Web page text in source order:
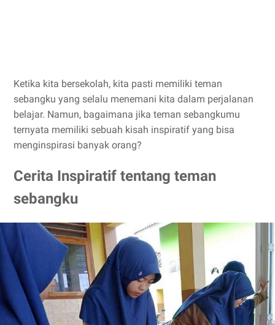
Ketika kita bersekolah, kita pasti memiliki teman
sebangku yang selalu menemani kita dalam perjalanan
belajar. Namun, bagaimana jika teman sebangkumu
ternyata memiliki sebuah kisah inspiratif yang bisa
menginspirasi banyak orang?
Cerita Inspiratif tentang teman
sebangku